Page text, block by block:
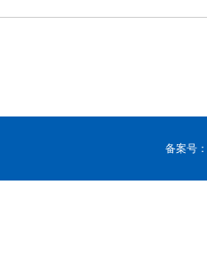
备案号：